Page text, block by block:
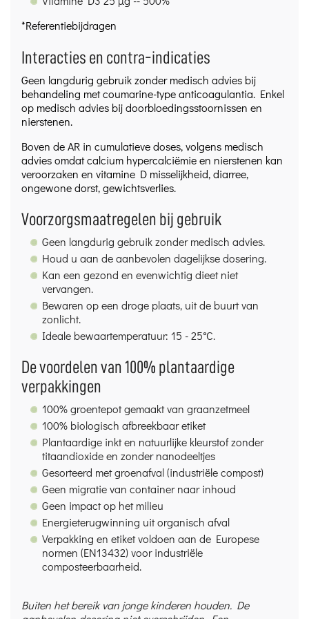
*Referentiebijdragen
Interacties en contra-indicaties
Geen langdurig gebruik zonder medisch advies bij
behandeling met coumarine-type anticoagulantia. Enkel
op medisch advies bij doorbloedingsstoornissen en
nierstenen.
Boven de AR in cumulatieve doses, volgens medisch
advies omdat calcium hypercalciëmie en nierstenen kan
veroorzaken en vitamine D misselijkheid, diarree,
ongewone dorst, gewichtsverlies.
Voorzorgsmaatregelen bij gebruik
Geen langdurig gebruik zonder medisch advies.
Houd u aan de aanbevolen dagelijkse dosering.
Kan een gezond en evenwichtig dieet niet
vervangen.
Bewaren op een droge plaats, uit de buurt van
zonlicht.
Ideale bewaartemperatuur: 15 - 25°C.
De voordelen van 100% plantaardige
verpakkingen
100% groentepot gemaakt van graanzetmeel
100% biologisch afbreekbaar etiket
Plantaardige inkt en natuurlijke kleurstof zonder
titaandioxide en zonder nanodeeltjes
Gesorteerd met groenafval (industriële compost)
Geen migratie van container naar inhoud
Geen impact op het milieu
Energieterugwinning uit organisch afval
Verpakking en etiket voldoen aan de Europese
normen (EN13432) voor industriële
composteerbaarheid.
Buiten het bereik van jonge kinderen houden. De